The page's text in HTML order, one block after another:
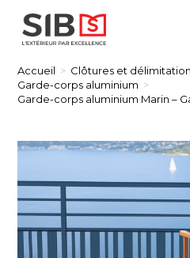
Accueil > Clôtures et
Garde-corps aluminium >
Garde-corps aluminium Marin –